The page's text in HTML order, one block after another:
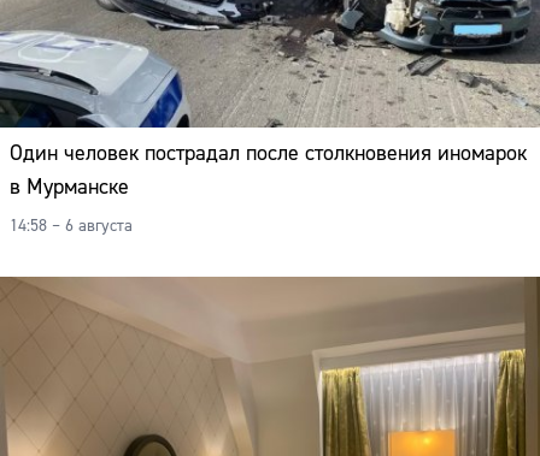
Один человек пострадал после столкновения иномарок
в Мурманске
14:58 – 6 августа